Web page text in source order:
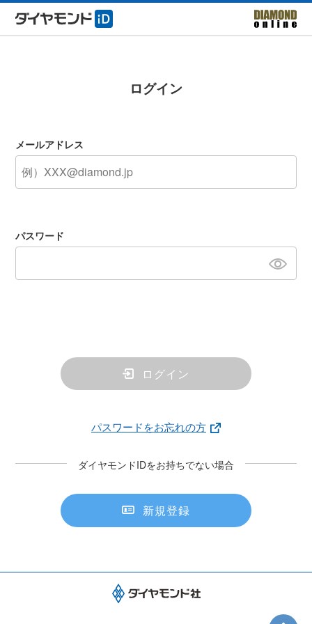
ログイン
メールアドレス
パスワード
ログイン
パスワードをお忘れの方
ダイヤモンドIDをお持ちでない場合
新規登録